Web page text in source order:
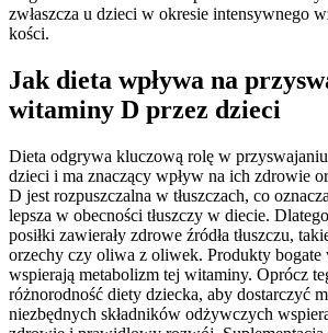
zwłaszcza u dzieci w okresie intensywnego
kości.
Jak dieta wpływa na
witaminy D przez dzieci
Dieta odgrywa kluczową rolę w
dzieci i ma znaczący wpływ na ich zdrowie
D jest rozpuszczalna w tłuszczach, co
lepsza w obecności tłuszczy w diecie.
posiłki zawierały zdrowe źródła tłuszczu,
orzechy czy oliwa z oliwek. Produkty bogate
wspierają metabolizm tej witaminy. Oprócz
różnorodność diety dziecka, aby dostarczyć
niezbędnych składników odżywczych